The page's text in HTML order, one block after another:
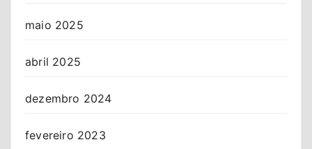
maio 2025
abril 2025
dezembro 2024
fevereiro 2023